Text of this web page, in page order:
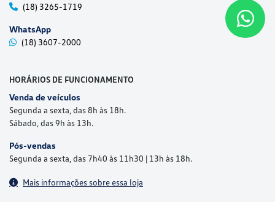
(18) 3265-1719
WhatsApp
(18) 3607-2000
HORÁRIOS DE FUNCIONAMENTO
Venda de veículos
Segunda a sexta, das 8h às 18h.
Sábado, das 9h às 13h.
Pós-vendas
Segunda a sexta, das 7h40 às 11h30 | 13h às 18h.
Mais informações sobre essa loja